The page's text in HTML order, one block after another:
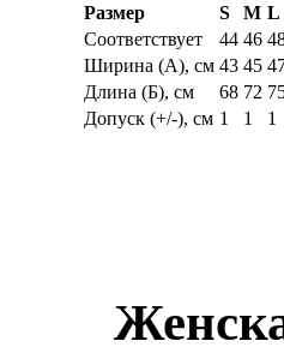
Размер S M L
Соответствует
44 46
Ширина (А), см 43 45
Длина (Б), см 68 72
Допуск (+/-), см 1 1 1